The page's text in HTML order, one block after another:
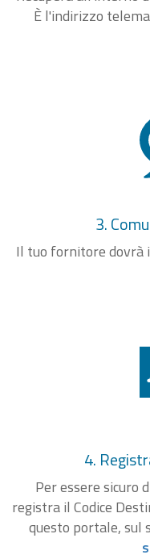
È l'indirizzo
3.
Il tuo fornitore dovrà
4.
Per essere sicuro
registra il Codice
questo portale, sul